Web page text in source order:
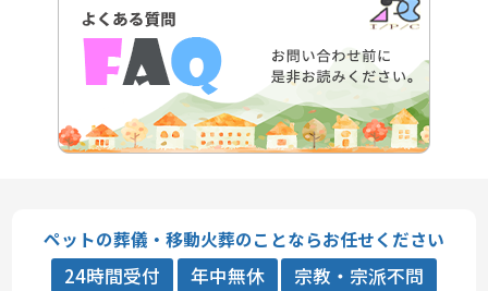
ペットの葬儀・移動火葬のことならお任せください
24時間受付 年中無休 宗教・宗派不問